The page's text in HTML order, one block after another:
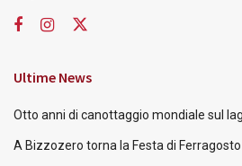
Ultime News
Otto anni di canottaggio mondiale sul
A Bizzozero torna la Festa di Ferragosto